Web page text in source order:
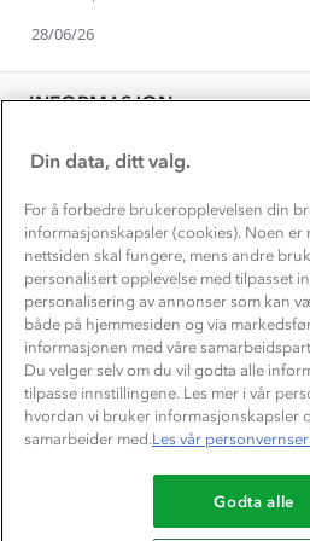
on
Jun
2026
OLE
N.
Jun
2026
28/06/26
INFORMASJON
Bedrift, barnehage og SFO
Presse
OM OSS
Personvern
Samarbeide med oss?
TIPS OG RÅD
Store størrelser
Turmat oppskrifter
Beredskap
AKTIVITETER
Få turinspirasjon og tips her⛰
Overnatte utendørs⛺
Leirskole 🥾
Barnehageansatt
Tips til hyttetur
Du betaler
Din data, ditt valg.
For å forbedre brukeropplevelsen din
informasjonskapsler (cookies). Noen er
nettsiden skal fungere, mens andre
personalisert opplevelse med tilpasset
personalisering av annonser som kan
både på hjemmesiden og via
informasjonen med våre
Du velger selv om du vil godta alle
tilpasse innstillingene. Les mer i vår
hvordan vi bruker informasjonskapsler
samarbeider med.Les vår
Godta alle